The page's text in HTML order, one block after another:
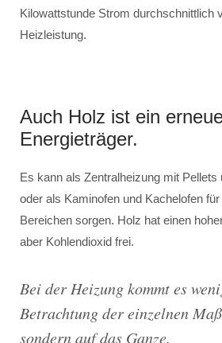
Kilowattstunde Strom durchschnittlich
Heizleistung.
Auch Holz ist ein
Energieträger.
Es kann als Zentralheizung mit
oder als Kaminofen und Kachelofen
Bereichen sorgen. Holz hat einen
aber Kohlendioxid frei.
Bei der Heizung kommt es
Betrachtung der einzelnen
sondern auf das Ganze.